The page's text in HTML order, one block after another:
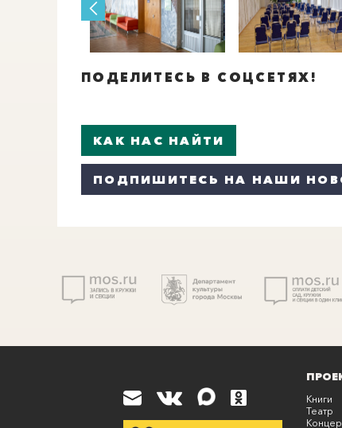
ПОДЕЛИТЕСЬ В СОЦСЕТЯХ!
КАК НАС НАЙТИ
ПОДПИШИТЕСЬ НА НАШИ
Книги
Театр